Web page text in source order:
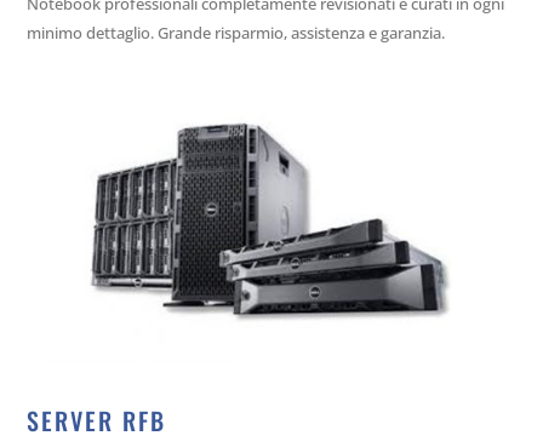
minimo dettaglio. Grande risparmio, assistenza e garanzia.
SERVER RFB